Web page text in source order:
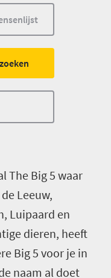
The Big 5 waar
Leeuw,
Luipaard en
dieren, heeft
Big 5 voor je in
naam al doet